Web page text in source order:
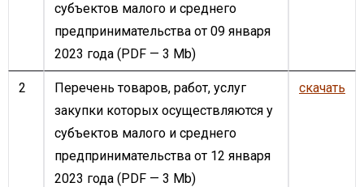
субъектов малого и среднего
предпринимательства от 09 января
2023 года (PDF — 3 Mb)
2
Перечень товаров, работ, услуг
закупки которых осуществляются у
субъектов малого и среднего
предпринимательства от 12 января
2023 года (PDF — 3 Mb)
скачать